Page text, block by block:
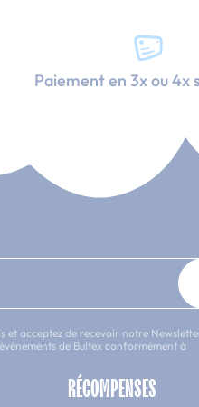
Paiement en 3x ou 4x
et acceptez de recevoir notre
de Bultex conformément à
RÉCOMPENSES